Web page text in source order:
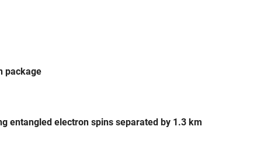
package
entangled electron spins separated by 1.3 km